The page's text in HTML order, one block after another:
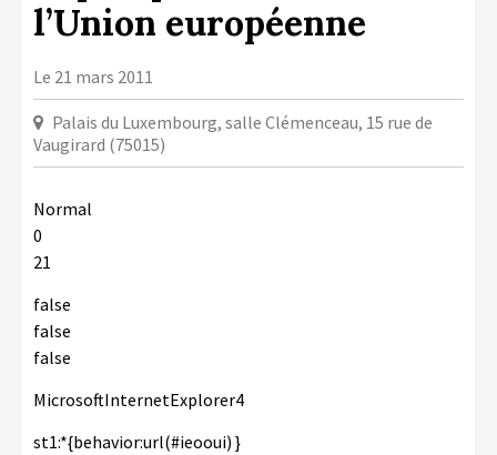
LA COPIE PRIVÉE
NUMÉRIQUE
l’Union européenne
Le 21 mars 2011
Palais du Luxembourg, salle Clémenceau, 15 rue de
Vaugirard (75015)
Normal
0
21
false
false
false
MicrosoftInternetExplorer4
st1:*{behavior:url(#ieooui) }